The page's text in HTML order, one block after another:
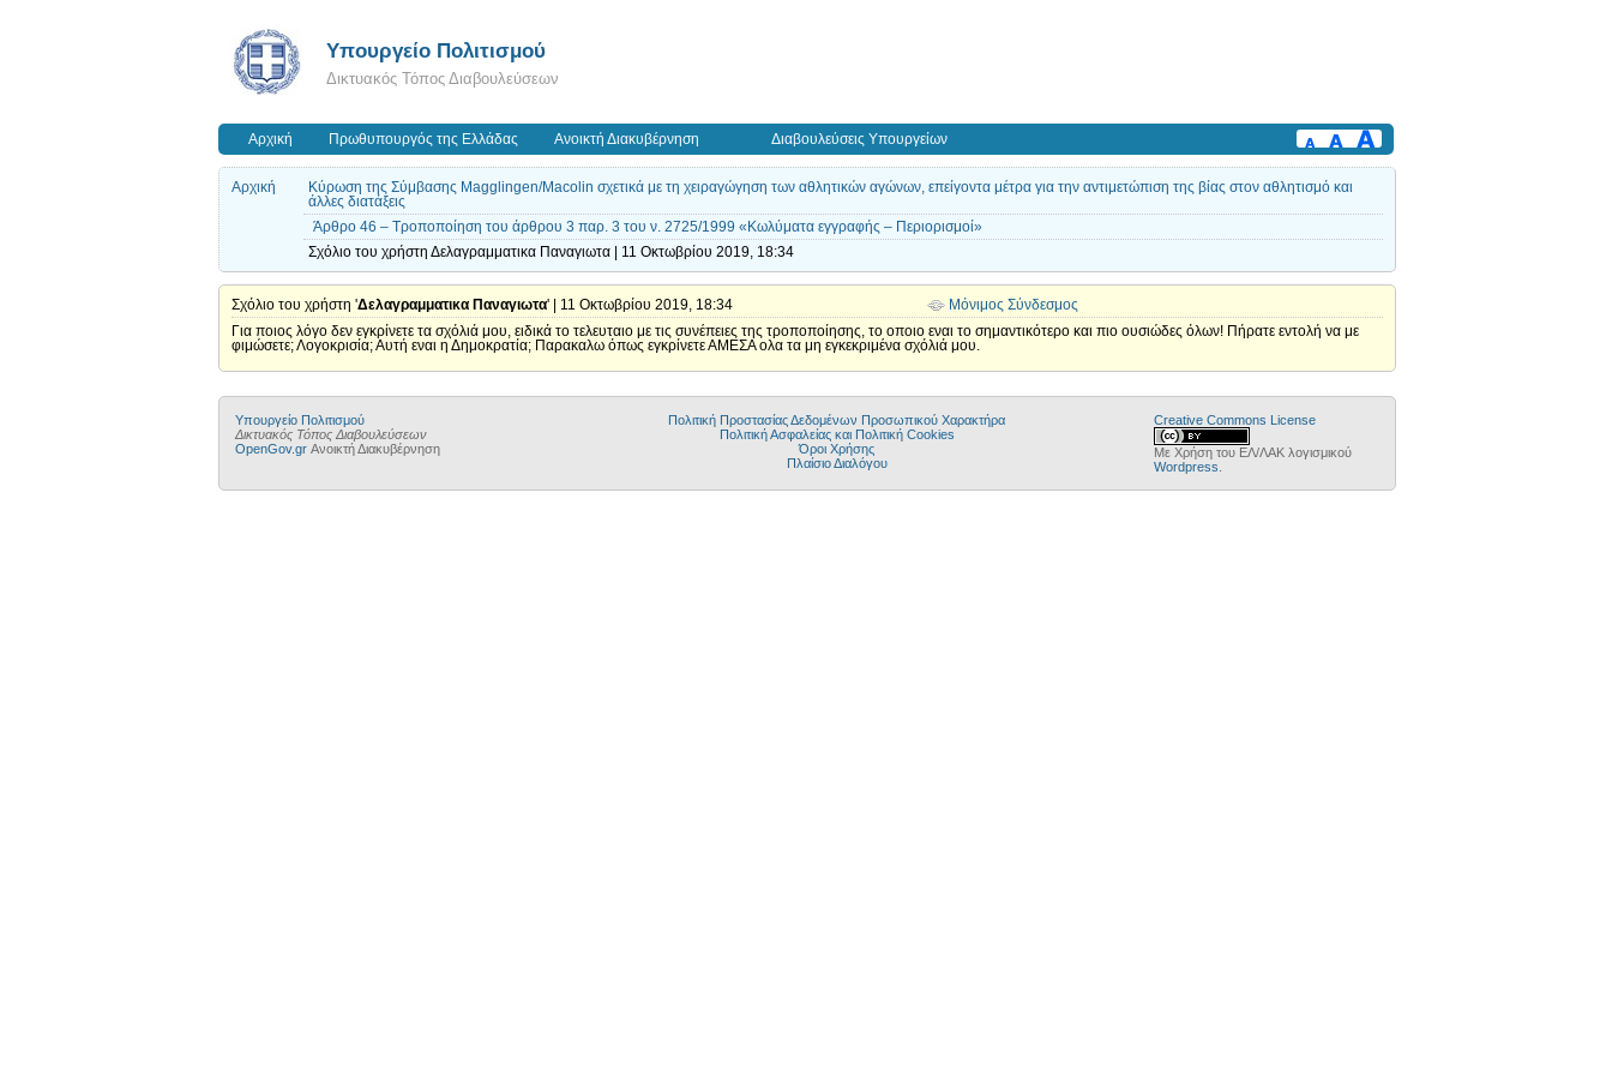
Υπουργείο Πολιτισμού
Δικτυακός Τόπος Διαβουλεύσεων
Αρχική Πρωθυπουργός της Ελλάδας Ανοικτή Διακυβέρνηση Διαβουλεύσεις Υπουργείων
Αρχική
Κύρωση της Σύμβασης Magglingen/Macolin σχετικά με τη χειραγώγηση των αθλητικών αγώνων, επείγοντα μέτρα για την αντιμετώπιση της βίας στον αθλητισμό και
άλλες διατάξεις
Άρθρο 46 – Τροποποίηση του άρθρου 3 παρ. 3 του ν. 2725/1999 «Κωλύματα εγγραφής – Περιορισμοί»
Σχόλιο του χρήστη Δελαγραμματικα Παναγιωτα | 11 Οκτωβρίου 2019, 18:34
Σχόλιο του χρήστη 'Δελαγραμματικα Παναγιωτα' | 11 Οκτωβρίου 2019, 18:34
Μόνιμος Σύνδεσμος
Για ποιος λόγο δεν εγκρίνετε τα σχόλιά μου, ειδικά το τελευταιο με τις συνέπειες της τροποποίησης, το οποιο εναι το σημαντικότερο και πιο ουσιώδες όλων! Πήρατε εντολή να με
φιμώσετε; Λογοκρισία; Αυτή εναι η Δημοκρατία; Παρακαλω όπως εγκρίνετε ΑΜΕΣΑ ολα τα μη εγκεκριμένα σχόλιά μου.
Υπουργείο Πολιτισμού
Δικτυακός Τόπος Διαβουλεύσεων
OpenGov.gr Ανοικτή Διακυβέρνηση
Πολιτική Προστασίας Δεδομένων Προσωπικού Χαρακτήρα
Πολιτική Ασφαλείας και Πολιτική Cookies
Όροι Χρήσης
Πλαίσιο Διαλόγου
Creative Commons License
Με Χρήση του ΕΛ/ΛΑΚ λογισμικού
Wordpress